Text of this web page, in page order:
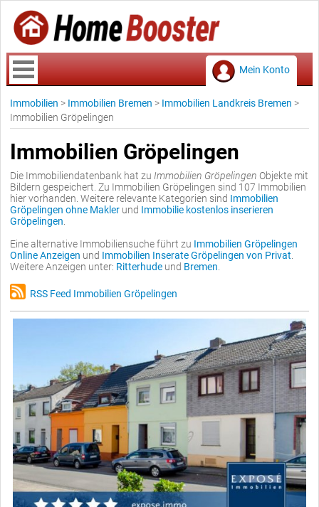
Mein Konto
Immobilien > Immobilien Bremen > Immobilien Landkreis Bremen >
Immobilien Gröpelingen
Immobilien Gröpelingen
Die Immobiliendatenbank hat zu Immobilien Gröpelingen Objekte mit
Bildern gespeichert. Zu Immobilien Gröpelingen sind 107 Immobilien
hier vorhanden. Weitere relevante Kategorien sind Immobilien
Gröpelingen ohne Makler und Immobilie kostenlos inserieren
Gröpelingen
Eine alternative Immobiliensuche führt zu Immobilien Gröpelingen
Online Anzeigen und Immobilien Inserate Gröpelingen von Privat
Weitere Anzeigen unter: Ritterhude und Bremen
RSS Feed Immobilien Gröpelingen